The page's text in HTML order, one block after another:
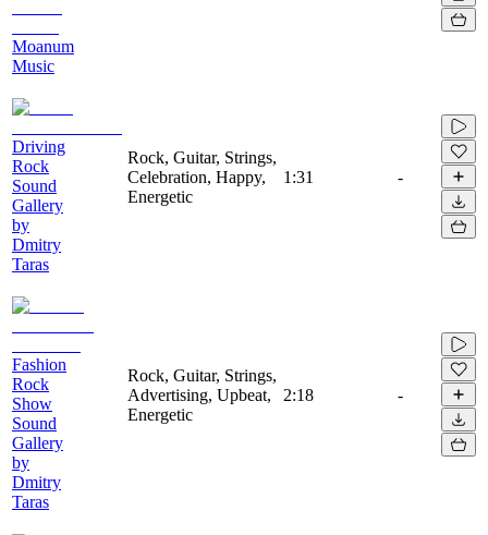
Moanum
Music
Driving
Rock
Sound
Gallery
by
Dmitry
Taras
Rock, Guitar, Strings,
Celebration, Happy,
Energetic
1:31 -
Fashion
Rock
Show
Sound
Gallery
by
Dmitry
Taras
Rock, Guitar, Strings,
Advertising, Upbeat,
Energetic
2:18 -